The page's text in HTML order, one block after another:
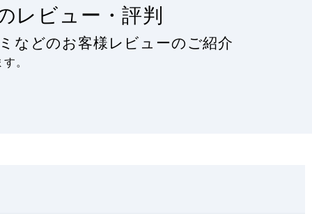
レビュー・評判
などのお客様レビューのご紹介
。